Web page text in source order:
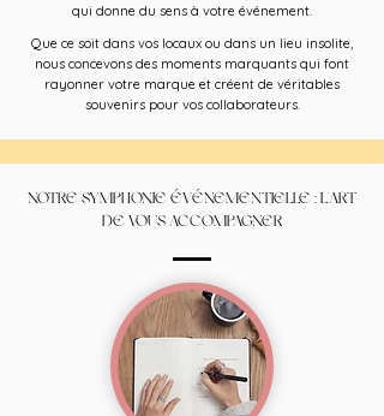
qui donne du sens à votre événement.
Que ce soit dans vos locaux ou dans un lieu insolite,
nous concevons des moments marquants qui font
rayonner votre marque et créent de véritables
souvenirs pour vos collaborateurs.
NOTRE SYMPHONIE ÉVÉNEMENTIELLE : L'ART
DE VOUS ACCOMPAGNER